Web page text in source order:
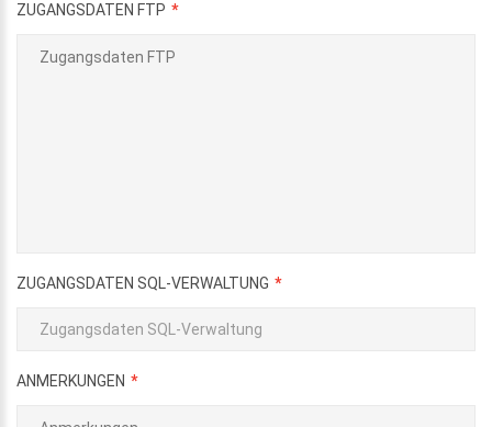
ZUGANGSDATEN FTP
ZUGANGSDATEN SQL-VERWALTUNG
ANMERKUNGEN